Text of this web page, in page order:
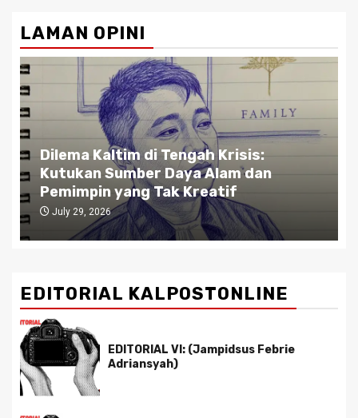
LAMAN OPINI
Dilema Kaltim di Tengah Krisis:
Kutukan Sumber Daya Alam dan
Pemimpin yang Tak Kreatif
July 29, 2026
EDITORIAL KALPOSTONLINE
EDITORIAL VI: (Jampidsus Febrie
Adriansyah)